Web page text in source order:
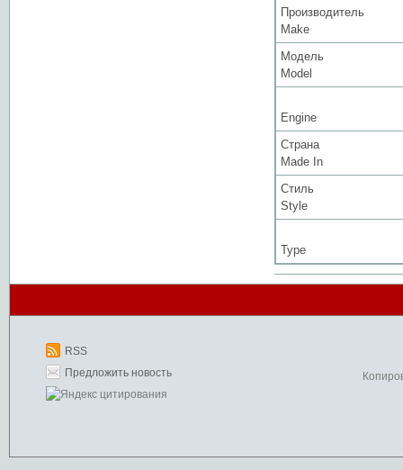
Производитель
Make
Модель
Model
Engine
Страна
Made In
Стиль
Style
Type
RSS
Предложить новость